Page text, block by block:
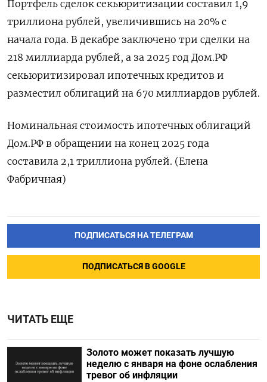
Портфель сделок секьюритизации составил 1,9
триллиона рублей, увеличившись на 20% с
начала года. В декабре заключено три сделки на
218 миллиарда рублей, а за ​2025 год ⁠Дом.РФ
секьюритизировал ипотечных кредитов и
разместил облигаций на ‌670 миллиардов рублей.
Номинальная стоимость ипотечных облигаций
‌Дом.РФ в обращении на конец 2025 ​года
составила 2,1 ‌триллиона рублей. (Елена
Фабричная)
ПОДПИСАТЬСЯ НА ТЕЛЕГРАМ
ПОДПИСАТЬСЯ В GOOGLE
ЧИТАТЬ ЕЩЕ
Золото может показать лучшую
неделю с января на фоне ослабления
тревог об инфляции